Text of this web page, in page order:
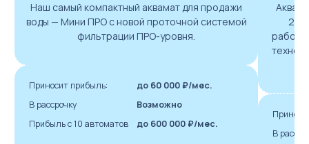
Наш самый компактный аквамат для продажи
воды — Мини ПРО с новой проточной системой
фильтрации ПРО-уровня.
Приносит прибыль:
до 60 000 ₽/мес.
В рассрочку
Возможно
Прибыль с 10 автоматов
до 600 000 ₽/мес.
В